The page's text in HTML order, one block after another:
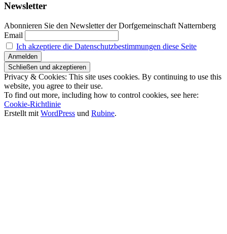
Newsletter
Abonnieren Sie den Newsletter der Dorfgemeinschaft Natternberg
Email
Ich akzeptiere die Datenschutzbestimmungen diese Seite
Privacy & Cookies: This site uses cookies. By continuing to use this
website, you agree to their use.
To find out more, including how to control cookies, see here:
Cookie-Richtlinie
Erstellt mit WordPress und Rubine.